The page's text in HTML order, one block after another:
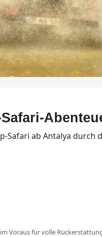
Safari ab Antalya
Voraus für volle